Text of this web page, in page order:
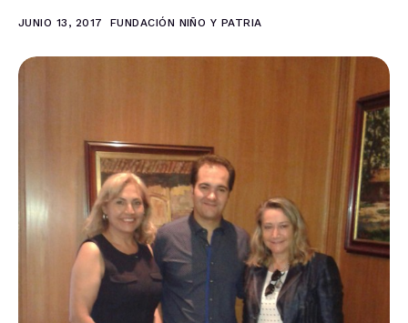
JUNIO 13, 2017 FUNDACIÓN NIÑO Y PATRIA